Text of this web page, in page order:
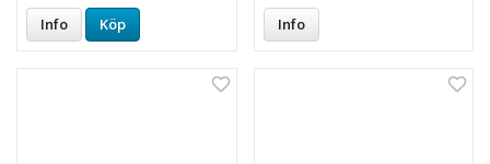
Info Köp Info